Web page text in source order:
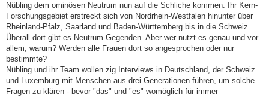
Nübling dem ominösen Neutrum nun auf die Schliche kommen. Ihr Kern-
Forschungsgebiet erstreckt sich von Nordrhein-Westfalen hinunter über
Rheinland-Pfalz, Saarland und Baden-Württemberg bis in die Schweiz.
Überall dort gibt es Neutrum-Gegenden. Aber wer nutzt es genau und vor
allem, warum? Werden alle Frauen dort so angesprochen oder nur
bestimmte?
Nübling und ihr Team wollen zig Interviews in Deutschland, der Schweiz
und Luxemburg mit Menschen aus drei Generationen führen, um solche
Fragen zu klären - bevor "das" und "es" womöglich für immer